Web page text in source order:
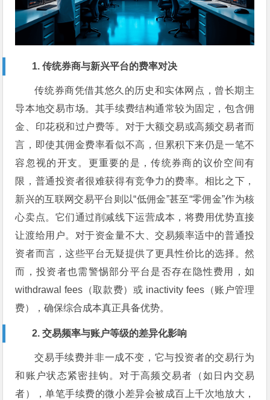
1. 传统券商与新兴平台的费率对决
传统券商凭借其悠久的历史和实体网点，曾长期主
导本地交易市场。其手续费结构通常较为固定，包含佣
金、印花税和过户费等。对于大额交易或高频交易者而
言，即使其佣金费率看似不高，但累积下来仍是一笔不
容忽视的开支。更重要的是，传统券商的议价空间有
限，普通投资者很难获得有竞争力的费率。相比之下，
新兴的互联网交易平台则以“低佣金”甚至“零佣金”作为核
心卖点。它们通过削减线下运营成本，将费用优势直接
让渡给用户。对于资金量不大、交易频率适中的普通投
资者而言，这些平台无疑提供了更具性价比的选择。然
而，投资者也需警惕部分平台是否存在隐性费用，如
withdrawal fees（取款费）或 inactivity fees（账户管理
费），确保综合成本真正具备优势。
2. 交易频率与账户等级的差异化影响
交易手续费并非一成不变，它与投资者的交易行为
和账户状态紧密挂钩。对于高频交易者（如日内交易
者），单笔手续费的微小差异会被成百上千次地放大，